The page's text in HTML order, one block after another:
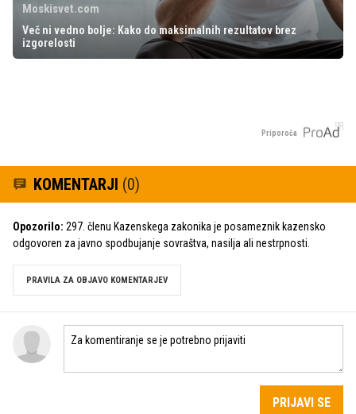
Moskisvet.com
Več ni vedno bolje: Kako do maksimalnih rezultatov brez
izgorelosti
Priporoča
KOMENTARJI (0)
Opozorilo: 297. členu Kazenskega zakonika je posameznik kazensko
odgovoren za javno spodbujanje sovraštva, nasilja ali nestrpnosti.
PRAVILA ZA OBJAVO KOMENTARJEV
PRIJAVI SE